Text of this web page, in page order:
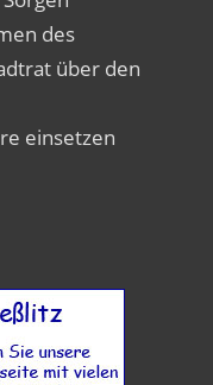
des
über den
einsetzen